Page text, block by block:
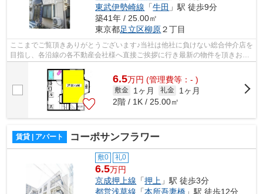
東武伊勢崎線 「牛田 」駅 徒歩9分
築41年 / 25.00㎡
東京都足立区柳原２丁目
ここまでご覧頂きありがとうございます♪当社は他社に負けない総合仲介店を
目指し、各沿線の各不動産会社様へ直接ご挨拶に行き最新の物件を頂きお客
6.5万円 (管理費等：- )
敷金 1ヶ月 礼金
1ヶ月
2階 / 1K / 25.00㎡
賃貸 | アパート コーポサンフラワー
敷0 礼0
6.5万円
京成押上線 「押上 」駅 徒歩3分
都営浅草線 「本所吾妻橋 」駅 徒歩12分